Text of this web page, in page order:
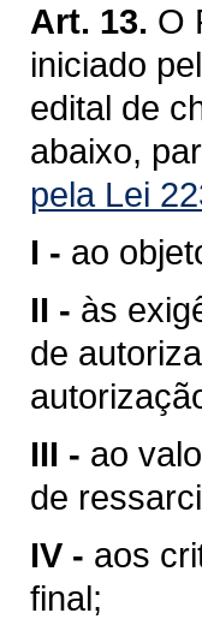
Art. 13. O
iniciado
edital de
abaixo,
pela Lei
I - ao
II - às
de
III - ao
de
IV - aos
final;